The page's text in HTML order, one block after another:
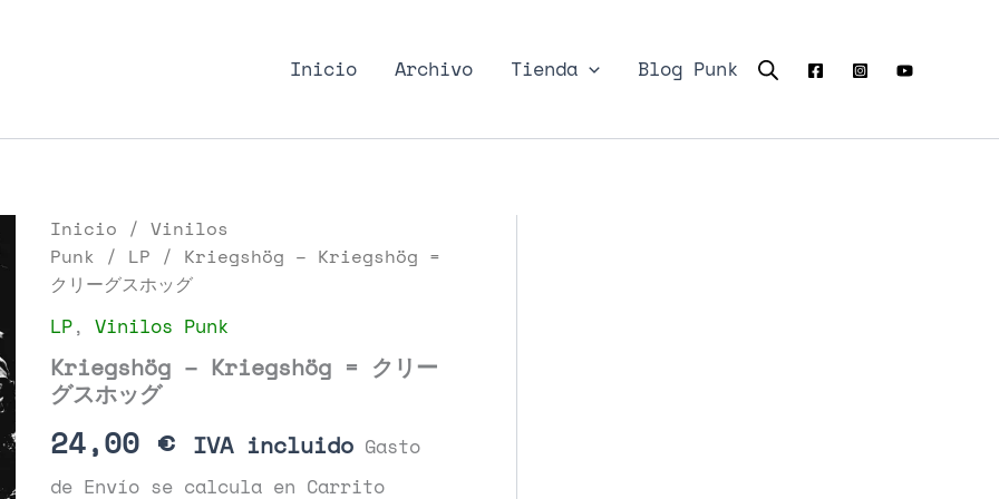
Inicio Archivo Tienda Blog Punk
Inicio / Vinilos
Punk / LP / Kriegshög – Kriegshög =
クリーグスホッグ
LP, Vinilos Punk
Kriegshög – Kriegshög = クリー
グスホッグ
24,00 € IVA incluido Gasto
de Envío se calcula en Carrito